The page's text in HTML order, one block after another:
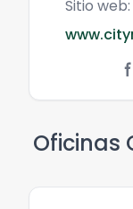
Sitio web:
Oficinas